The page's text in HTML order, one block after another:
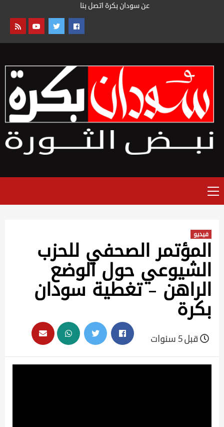
عن سودان بكرة اتصل بنا
القائمة
فيديو
المؤتمر الصحفي للحزب
الشيوعي حول الوضع
الراهن – تغطية سودان
بكرة
قبل 5 سنوات